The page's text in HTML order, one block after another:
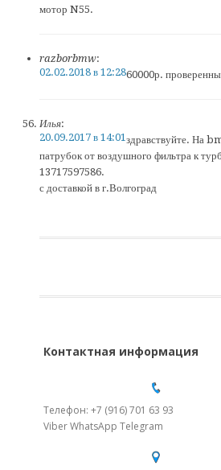
мотор N55.
razborbmw:
02.02.2018 в 12:2860000р.
Илья:
20.09.2017 в 14:01здравствуйте. На
патрубок от воздушного фильтра к
13717597586.
с доставкой в г.Волгоград
Контактная информация
Телефон: +7 (916) 701 63 93
Viber WhatsApp Telegram